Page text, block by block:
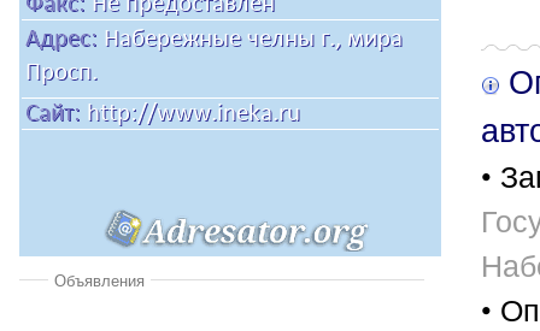
Объявления
•
•